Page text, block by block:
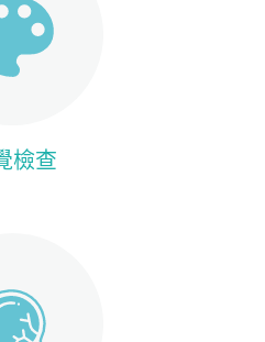
檢查